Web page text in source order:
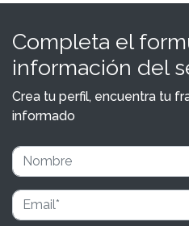
Completa el
información del
Crea tu perfil, encuentra tu
informado